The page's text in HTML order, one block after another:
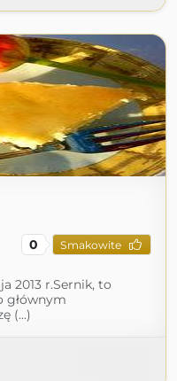
0 Smakowite
2013 r.Sernik, to
głównym
(...)